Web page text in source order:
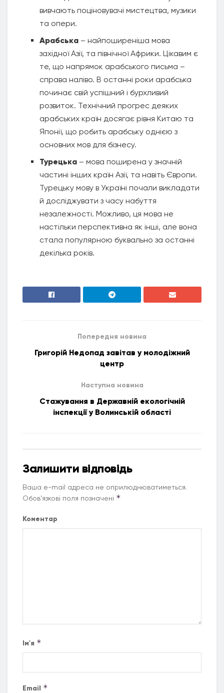
вивчають поціновувачі мистецтва, музики
та опери.
Арабська – найпоширеніша мова
західної Азії, та північної Африки. Цікавим є
те, що напрямок арабського письма –
справа наліво. В останні роки арабська
починає свій успішний і бурхливий
розвиток. Технічний прогрес деяких
арабських країн досягає рівня Китаю та
Японії, що робить арабську однією з
основних мов для бізнесу.
Турецька – мова поширена у значній
частині інших країн Азії, та навіть Європи.
Турецьку мову в Україні почали викладати
й досліджувати з часу набуття
незалежності. Можливо, ця мова не
настільки перспективна як інші, але вона
стала популярною буквально за останні
декілька років.
Попередня новина
Григорій Недопад завітав у молодіжний
центр
Наступна новина
Стажування в Державній екологічній
інспекції у Волинській області
Залишити відповідь
Ваша e-mail адреса не оприлюднюватиметься.
Обов’язкові поля позначені *
Коментар
Ім'я *
Email *